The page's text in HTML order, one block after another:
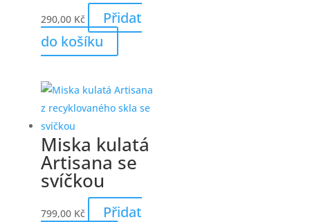
290,00 Kč
Přidat
do košíku
Miska kulatá
Artisana se
svíčkou
799,00 Kč
Přidat